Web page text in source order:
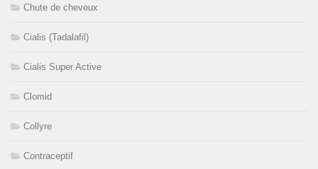
Chute de cheveux
Cialis (Tadalafil)
Cialis Super Active
Clomid
Collyre
Contraceptif